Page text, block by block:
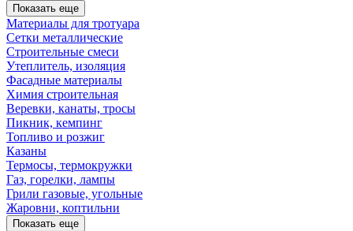
Показать еще
Материалы для тротуара
Сетки металлические
Строительные смеси
Утеплитель, изоляция
Фасадные материалы
Химия строительная
Веревки, канаты, тросы
Пикник, кемпинг
Топливо и розжиг
Казаны
Термосы, термокружки
Газ, горелки, лампы
Грили газовые, угольные
Жаровни, коптильни
Показать еще